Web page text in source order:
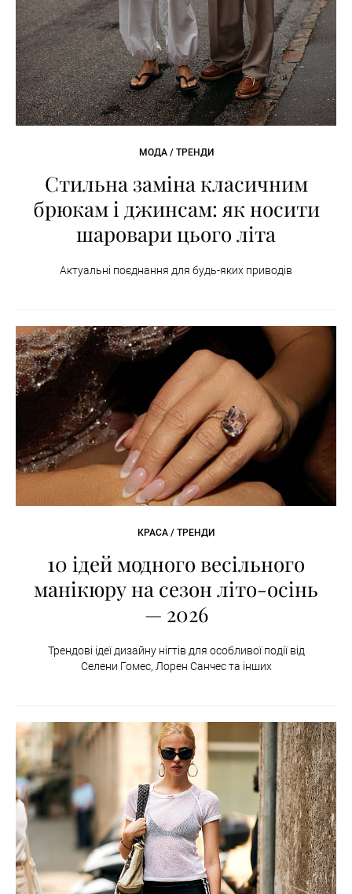
МОДА / ТРЕНДИ
Стильна заміна класичним
брюкам і джинсам: як носити
шаровари цього літа
Актуальні поєднання для будь-яких приводів
КРАСА / ТРЕНДИ
10 ідей модного весільного
манікюру на сезон літо-осінь
— 2026
Трендові ідеї дизайну нігтів для особливої події від
Селени Гомес, Лорен Санчес та інших